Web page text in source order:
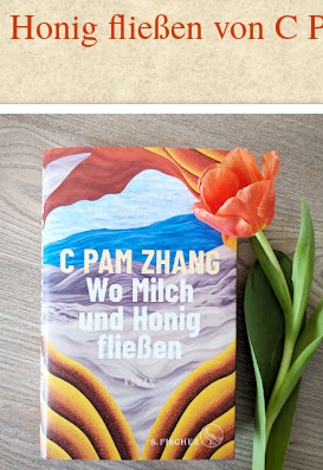
fließen von C